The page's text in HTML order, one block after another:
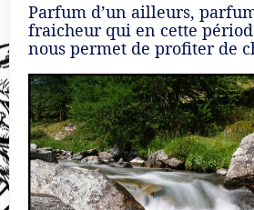
Parfum d’un ailleurs,
fraicheur qui en cette
nous permet de profiter de